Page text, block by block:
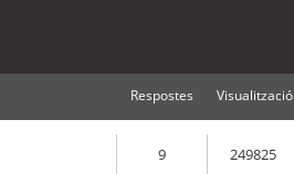
Respostes Visualització
9 249825